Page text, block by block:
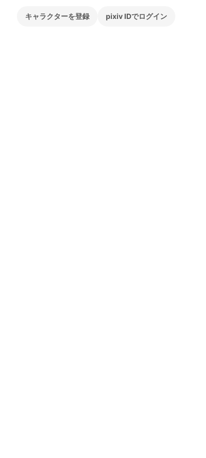
キャラクターを登録 pixiv IDでログイン